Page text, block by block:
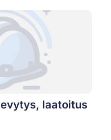
laatoitus